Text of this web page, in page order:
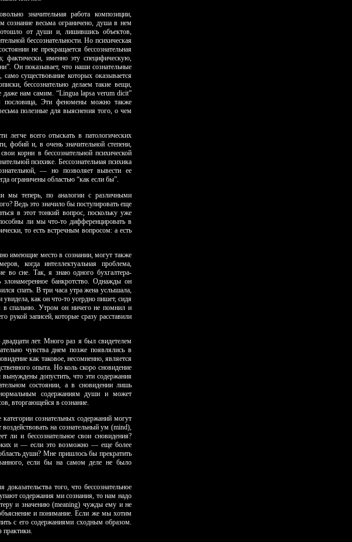
значительная работа композиции,
сознание весьма ограничено, душа в нем
отошло от души и, лишившись объектов,
бессознательности. Но психическая
не прекращается бессознательная
фактически, именно эту специфическую,
Он показывает, что наши сознательные
существование которых оказывается
бессознательно делаем такие вещи,
даже нам самим. “Lingua lapsa verum dicit”
Эти феномены можно также
полезные для выяснения того, о чем
легче всего отыскать в патологических
фобий и, в очень значительной степени,
корни в бессозна­тельной психической
психике. Бессознательная психика
— но позволяет вывести ее
ог­раничены областью “как если бы”.
мы теперь, по аналогии с различными
Ведь это значило бы постулировать еще
в этот тонкий вопрос, поскольку уже
ли мы что-то дифференцировать в
то есть встречным вопросом: а есть
имеющие место в сознании, могут также
когда интеллектуальная проблема,
во сне. Так, я знаю одного бухгалтера-
злонамеренное банкротство. Од­нажды он
спать. В три часа утра жена услышала,
как он что-то усердно пишет, сидя
в спальню. Утром он ничего не помнил и
рукой записей, которые сразу расставили
лет. Много раз я был свидетелем
чувства днем позже появлялись в
как таковое, несомненно, является
опыта. Но коль скоро сновидение
допустить, что эти содержания
состоянии, а в сновидении лишь
нормальным содержаниям души и может
вторгающейся в сознание.
сознательных содержаний могут
на сознательный ум (mind),
и бес­сознательное свои сновидения?
и — если это возможно — еще более
души? Мне пришлось бы прекратить
если бы на самом деле не было
того, что бессознательное
содержания ми сознания, то нам надо
и значению (meaning) чужды ему и не
и понимание. Если же мы хотим
с его содержаниями сходным образом.
практики.